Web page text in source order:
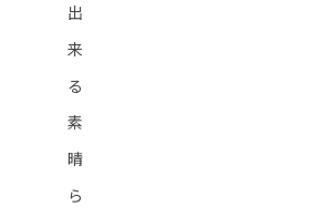
出
来
る
素
晴
ら